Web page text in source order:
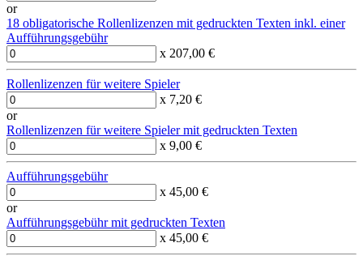
or
18 obligatorische Rollenlizenzen mit gedruckten Texten inkl. einer
Aufführungsgebühr
x 207,00 €
Rollenlizenzen für weitere Spieler
x 7,20 €
or
Rollenlizenzen für weitere Spieler mit gedruckten Texten
x 9,00 €
Aufführungsgebühr
x 45,00 €
or
Aufführungsgebühr mit gedruckten Texten
x 45,00 €